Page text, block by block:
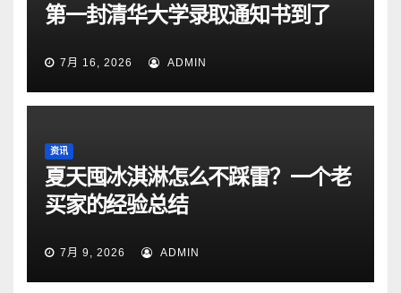
第一封清华大学录取通知书到了
7月 16, 2026 ADMIN
资讯
夏天囤冰淇淋怎么不踩雷？一个老
买家的经验总结
7月 9, 2026 ADMIN